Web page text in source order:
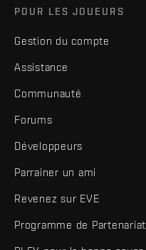
POUR LES JOUEURS
Gestion du compte
Assistance
Communauté
Forums
Développeurs
Parrainer un ami
Revenez sur EVE
Programme de Partenariat